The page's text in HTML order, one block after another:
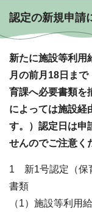
認定の新規申請
新たに施設等利用
月の前月18日ま
育課へ必要書類を
によっては施設経
す。）認定日は申
せんのでご注意く
1 新1号認定（保
書類
（1）施設等利用